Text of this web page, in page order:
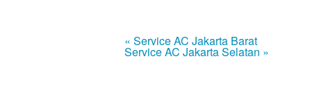
« Service AC Jakarta Barat
Service AC Jakarta Selatan »